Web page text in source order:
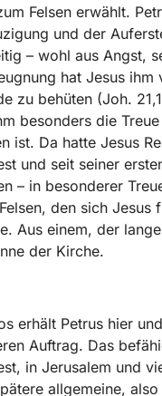
Felsen erwählt.
und der
– wohl aus Angst,
hat Jesus
zu behüten (Joh.
besonders die
ist. Da hatte Jesus
und seit seiner
– in besonderer
den sich Jesus
Aus einem, der
der Kirche.
erhält Petrus hier
Auftrag. Das
in Jerusalem und
allgemeine,